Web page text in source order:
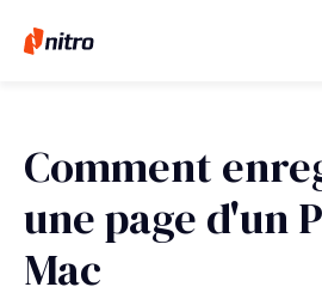
Comment
une page d'un
Mac